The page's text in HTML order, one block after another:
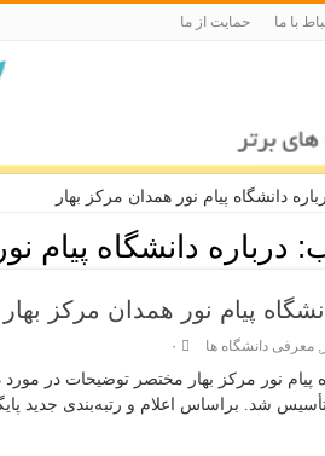
با ما حمایت از ما
دانشگاه پیام نور همدان مرکز بهار
درباره دانشگاه پیام
پیام نور همدان مرکز بهار
معرفی دانشگاه ها ۰
پیام نور مرکز بهار مختصر توضیحات در